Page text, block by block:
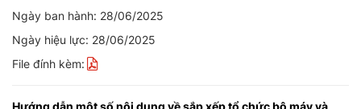
Ngày ban hành: 28/06/2025
Ngày hiệu lực: 28/06/2025
File đính kèm:
Hướng dẫn một số nội dung về sắp xếp tổ chức bộ máy và